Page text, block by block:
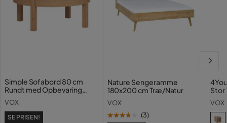
Simple Sofabord 80 cm
Rundt med Opbevaring
Hylde Lågt Natur
VOX
SE PRISEN!
Nature Sengeramme
180x200 cm Træ/Natur
VOX
(3)
Stor
VOX